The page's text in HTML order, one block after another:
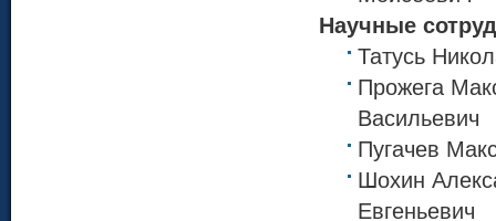
Научные
Татусь
Прожега
Васильевич
Пугачев
Шохин
Евгеньевич